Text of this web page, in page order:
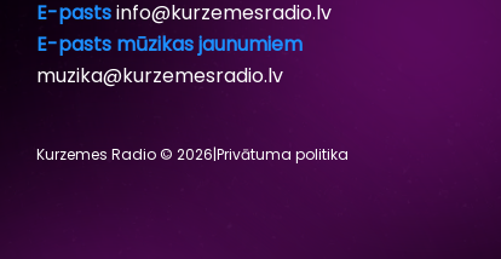
E-pastsinfo@kurzemesradio.lv
E-pasts mūzikas jaunumiem
muzika@kurzemesradio.lv
Kurzemes Radio © 2026|Privātuma politika